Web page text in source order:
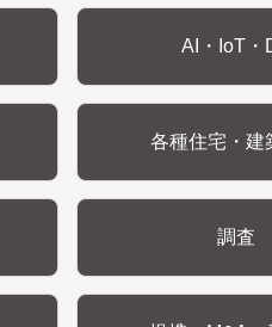
AI・IoT・
各種住宅・建
調査